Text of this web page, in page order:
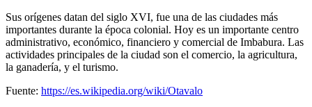
Sus orígenes datan del siglo XVI, fue una de las ciudades más
importantes durante la época colonial. Hoy es un importante centro
administrativo, económico, financiero y comercial de Imbabura. Las
actividades principales de la ciudad son el comercio, la agricultura,
la ganadería, y el turismo.
Fuente: https://es.wikipedia.org/wiki/Otavalo